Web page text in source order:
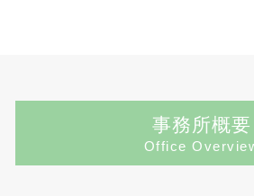
事務所概要
Office